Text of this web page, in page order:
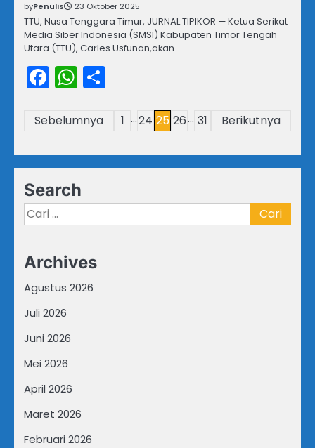
byPenulis 23 Oktober 2025
TTU, Nusa Tenggara Timur, JURNAL TIPIKOR — Ketua Serikat
Media Siber Indonesia (SMSI) Kabupaten Timor Tengah
Utara (TTU), Carles Usfunan,akan…
Facebook
WhatsApp
Paginasi
Sebelumnya 1 …24 25 26… 31 Berikutnya
Search
Cari
untuk:
Archives
Agustus 2026
Juli 2026
Juni 2026
Mei 2026
April 2026
Maret 2026
Februari 2026